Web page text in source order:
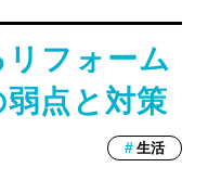
フォーム
点と対策
生活